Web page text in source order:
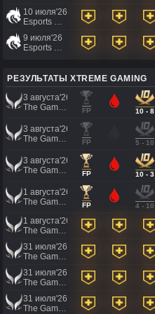
10 июля'26
9 июля'26
РЕЗУЛЬТАТЫ XTREME GAMING
3 августа'26
FP 10 - 8
3 августа'26
FP 5 - 10
3 августа'26
FP 10 - 3
1 августа'26
FP 4 - 10
1 августа'26
31 июля'26
31 июля'26
31 июля'26